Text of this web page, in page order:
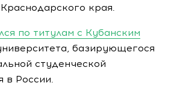
края.
по титулам с Кубанским
базирующегося
студенческой
в России.